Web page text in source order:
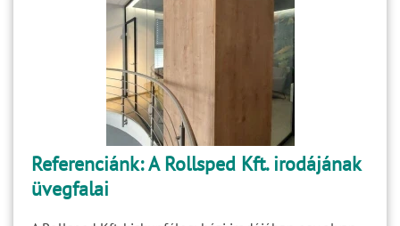
Referenciánk: A Rollsped Kft. irodájának
üvegfalai